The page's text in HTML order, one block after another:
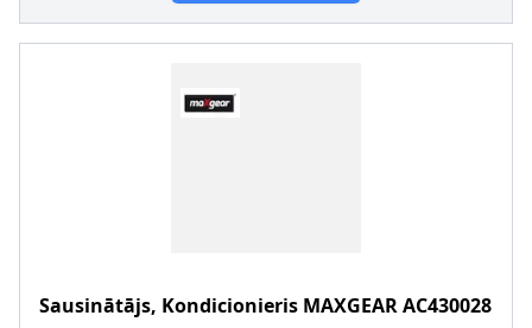
Sausinātājs, Kondicionieris MAXGEARAC430028